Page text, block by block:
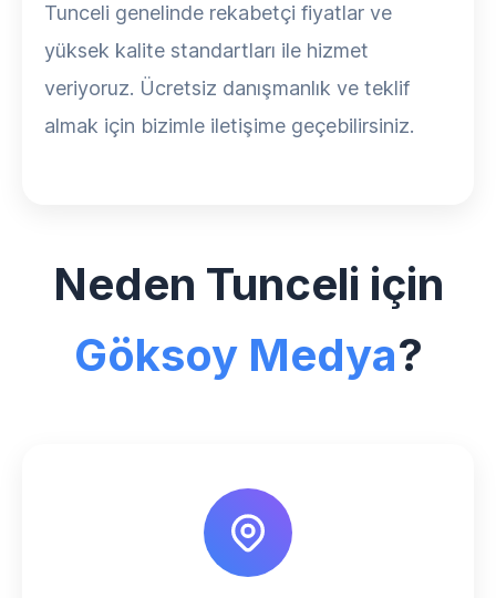
Tunceli genelinde rekabetçi fiyatlar ve
yüksek kalite standartları ile hizmet
veriyoruz. Ücretsiz danışmanlık ve teklif
almak için bizimle iletişime geçebilirsiniz.
Neden Tunceli için
Göksoy Medya?